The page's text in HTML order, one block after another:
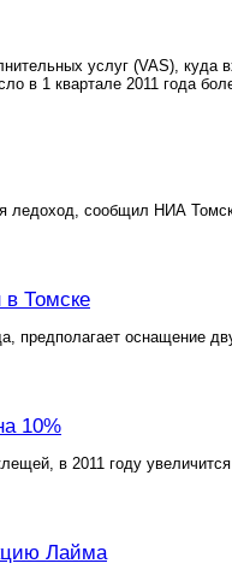
услуг (VAS), куда
в 1 квартале 2011 года
ледоход, сообщил НИА
Томске
предполагает оснащение
10%
в 2011 году
Лайма